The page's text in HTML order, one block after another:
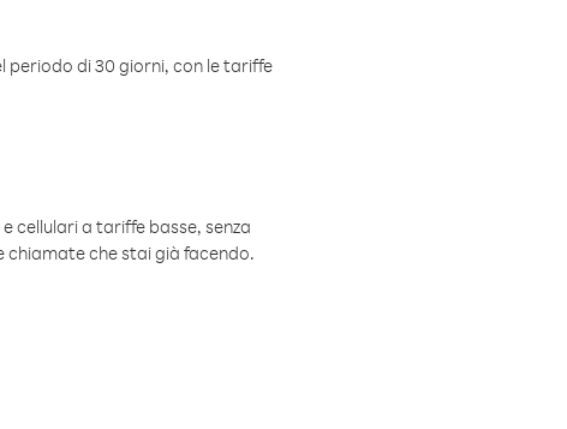
periodo di 30 giorni, con le tariffe
cellulari a tariffe basse, senza
chiamate che stai già facendo.